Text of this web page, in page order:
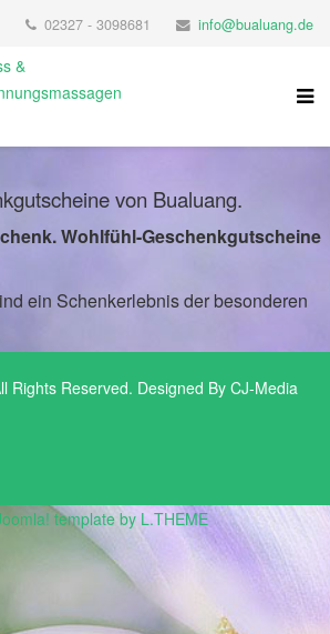
02327 - 3098681 info@bualuang.de
&
von Bualuang.
Wohlfühl-Geschenkgutscheine
ein Schenkerlebnis der besonderen
Rights Reserved. Designed By CJ-Media
template by L.THEME